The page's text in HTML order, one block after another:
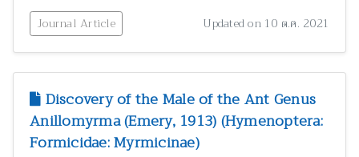
Journal Article Updated on 10 ต.ค. 2021
Discovery of the Male of the Ant Genus
Anillomyrma (Emery, 1913) (Hymenoptera:
Formicidae: Myrmicinae)